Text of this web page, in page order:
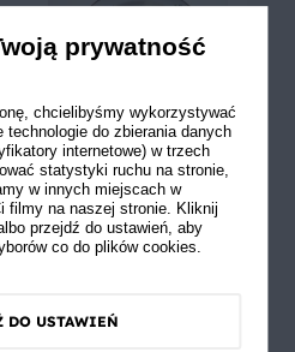
prywatność
chcielibyśmy wykorzystywać
do zbierania danych
internetowe) w trzech
statystyki ruchu na stronie,
w innych miejscach w
filmy na naszej stronie. Kliknij
przejdź do ustawień, aby
co do plików cookies.
DO USTAWIEŃ